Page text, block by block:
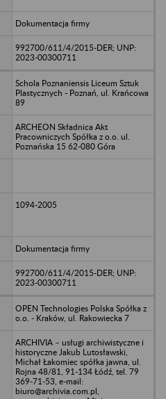
Dokumentacja firmy
992700/611/4/2015-DER; UNP:
2023-00300711
Schola Poznaniensis Liceum Sztuk
Plastycznych - Poznań, ul. Krańcowa
89
ARCHEON Składnica Akt
Pracowniczych Spółka z o.o. ul.
Poznańska 15 62-080 Góra
1094-2005
Dokumentacja firmy
992700/611/4/2015-DER; UNP:
2023-00300711
OPEN Technologies Polska Spółka z
o.o. - Kraków, ul. Rakowiecka 7
ARCHIVIA – usługi archiwistyczne i
historyczne Jakub Lutosławski,
Michał Łakomiec spółka jawna, ul.
Rojna 48/81, 91-134 Łódź, tel. 79
369-71-53, e-mail:
biuro@archivia.com.pl,